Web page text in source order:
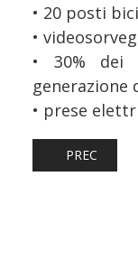
• 20 posti
•
• 30% dei
generazione
• prese
ARTICOLO
PREC